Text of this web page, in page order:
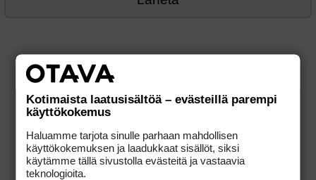
Kotimaista laatusisältöä – evästeillä parempi
käyttökokemus
Haluamme tarjota sinulle parhaan mahdollisen
käyttökokemuksen ja laadukkaat sisällöt, siksi
käytämme tällä sivustolla evästeitä ja vastaavia
teknologioita.